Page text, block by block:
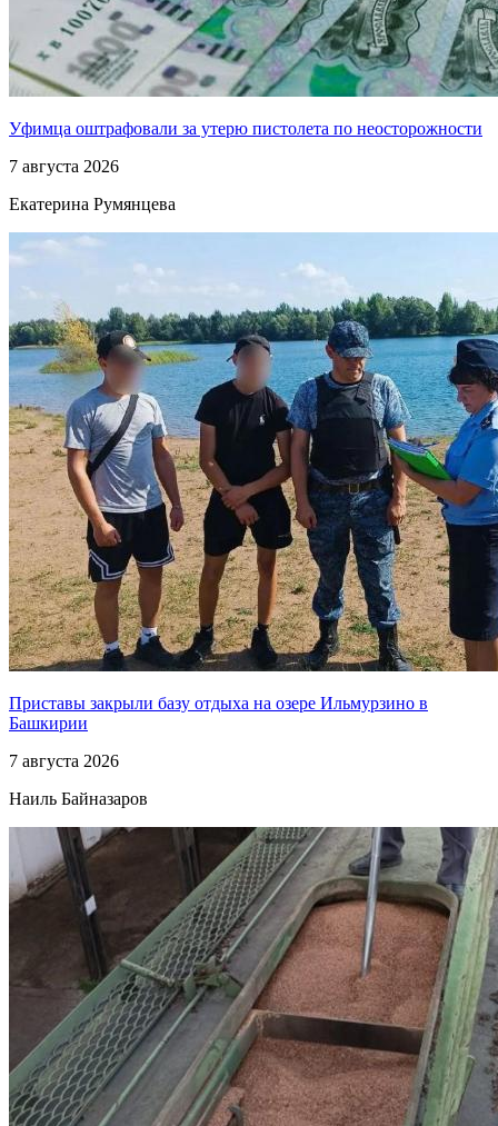
Уфимца оштрафовали за утерю пистолета по неосторожности
7 августа 2026
Екатерина Румянцева
Приставы закрыли базу отдыха на озере Ильмурзино в
Башкирии
7 августа 2026
Наиль Байназаров